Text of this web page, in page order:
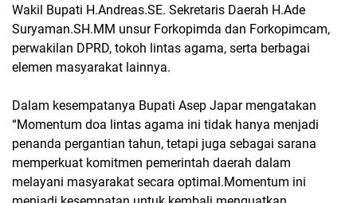
Wakil Bupati H.Andreas.SE. Sekretaris Daerah H.Ade
Suryaman.SH.MM unsur Forkopimda dan Forkopimcam,
perwakilan DPRD, tokoh lintas agama, serta berbagai
elemen masyarakat lainnya.
Dalam kesempatanya Bupati Asep Japar mengatakan
“Momentum doa lintas agama ini tidak hanya menjadi
penanda pergantian tahun, tetapi juga sebagai sarana
memperkuat komitmen pemerintah daerah dalam
melayani masyarakat secara optimal.Momentum ini